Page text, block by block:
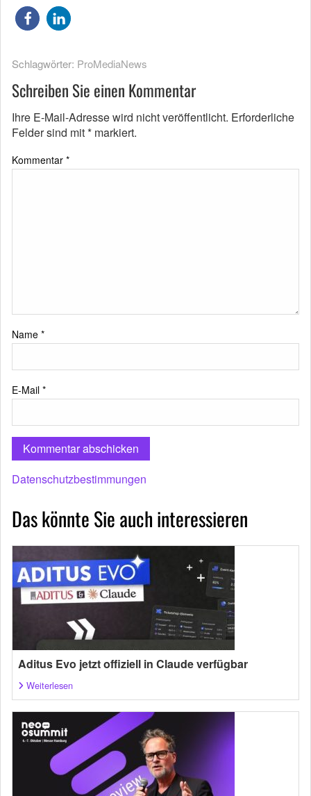
Schlagwörter: ProMediaNews
Schreiben Sie einen Kommentar
Ihre E-Mail-Adresse wird nicht veröffentlicht. Erforderliche
Felder sind mit* markiert.
Kommentar *
Name *
E-Mail *
Datenschutzbestimmungen
Das könnte Sie auch interessieren
Aditus Evo jetzt offiziell in Claude verfügbar
Weiterlesen